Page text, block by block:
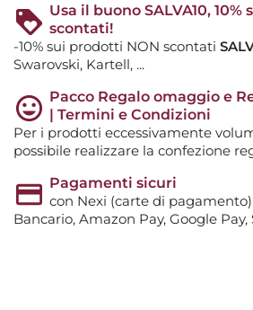
Usa il buono SALVA10,
scontati!
-10% sui prodotti NON scontati
Swarovski, Kartell, ...
Pacco Regalo omaggio e
| Termini e Condizioni
Per i prodotti eccessivamente
possibile realizzare la confezione
Pagamenti sicuri
con Nexi (carte di
Bancario, Amazon Pay, Google Pay,